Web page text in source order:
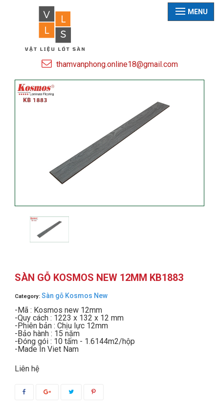
thamvanphong.online18@gmail.com
MENU
SÀN GỖ KOSMOS NEW 12MM KB1883
Category: Sàn gỗ Kosmos New
-Mã : Kosmos new 12mm
-Quy cách : 1223 x 132 x 12 mm
-Phiên bản : Chịu lực 12mm
-Bảo hành : 15 năm
-Đóng gói : 10 tấm - 1.6144m2/hộp
-Made In Viet Nam
Liên hệ